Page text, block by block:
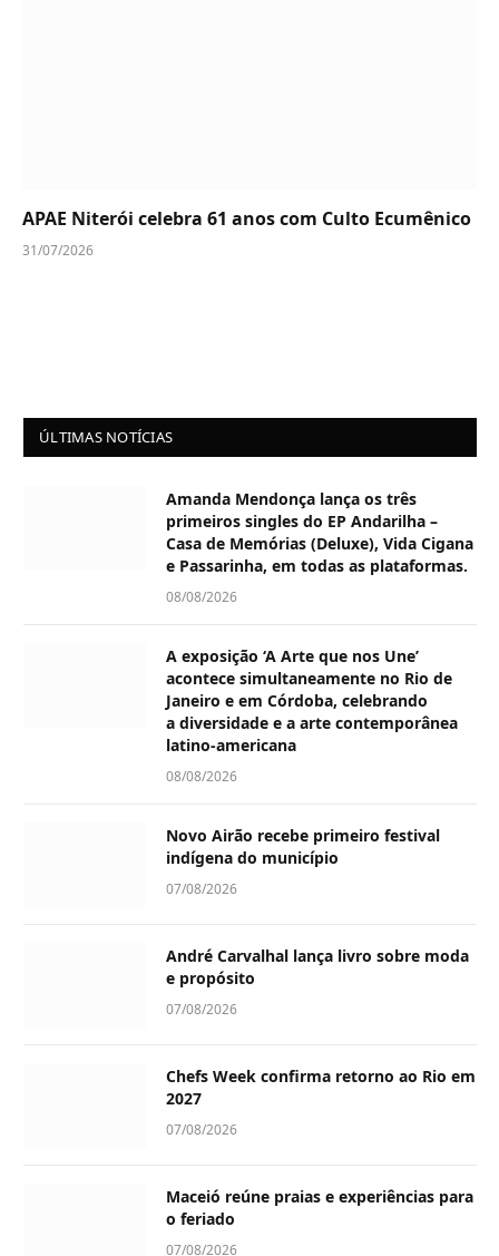
APAE Niterói celebra 61 anos com Culto Ecumênico
31/07/2026
ÚLTIMAS NOTÍCIAS
Amanda Mendonça lança os três
primeiros singles do EP Andarilha –
Casa de Memórias (Deluxe), Vida Cigana
e Passarinha, em todas as plataformas.
08/08/2026
A exposição ‘A Arte que nos Une’
acontece simultaneamente no Rio de
Janeiro e em Córdoba, celebrando
a diversidade e a arte contemporânea
latino-americana
08/08/2026
Novo Airão recebe primeiro festival
indígena do município
07/08/2026
André Carvalhal lança livro sobre moda
e propósito
07/08/2026
Chefs Week confirma retorno ao Rio em
2027
07/08/2026
Maceió reúne praias e experiências para
o feriado
07/08/2026